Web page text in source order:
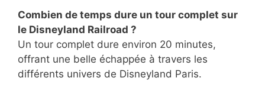
Combien de temps dure un tour complet sur
le Disneyland Railroad ?
Un tour complet dure environ 20 minutes,
offrant une belle échappée à travers les
différents univers de Disneyland Paris.